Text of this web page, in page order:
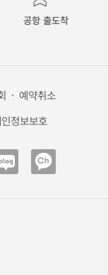
공항 출도착
· 예약취소
정보보호